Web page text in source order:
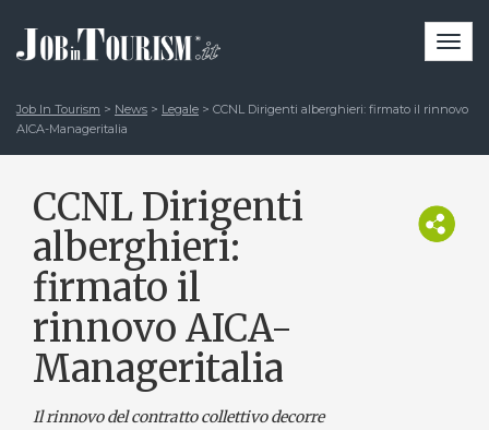
Job In Tourism > News > Legale > CCNL Dirigenti alberghieri: firmato il rinnovo
AICA-Manageritalia
CCNL Dirigenti
alberghieri:
firmato il
rinnovo AICA-
Manageritalia
Il rinnovo del contratto collettivo decorre